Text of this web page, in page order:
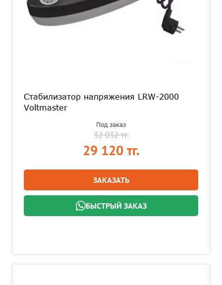
Стабилизатор напряжения LRW-2000
Voltmaster
Под заказ
32 032 тг.
29 120 тг.
ЗАКАЗАТЬ
БЫСТРЫЙ ЗАКАЗ